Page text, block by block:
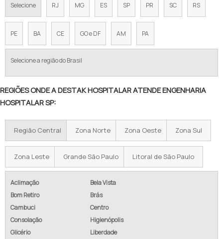
Selecione RJ MG ES SP PR SC RS
PE BA CE GO e DF AM PA
Selecione a região do Brasil
REGIÕES ONDE A DESTAK HOSPITALAR ATENDE ENGENHARIA
HOSPITALAR SP:
Região Central Zona Norte Zona Oeste Zona Sul
Zona Leste Grande São Paulo Litoral de São Paulo
Aclimação
Bela Vista
Bom Retiro
Brás
Cambuci
Centro
Consolação
Higienópolis
Glicério
Liberdade